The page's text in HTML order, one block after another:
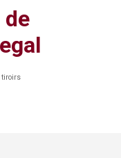
tiroirs